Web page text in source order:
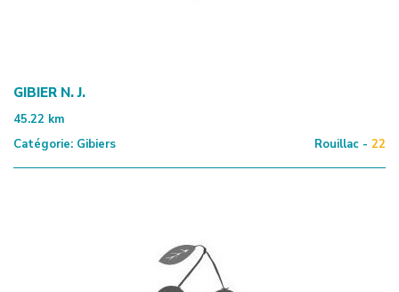
GIBIER N. J.
45.22 km
Catégorie: Gibiers Rouillac - 22